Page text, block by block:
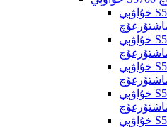
خۇاۋېي S5700-EI يۈرۈشلۈك
خۇاۋېي S5700-HI يۈرۈشلۈك
خۇاۋېي S5700-LI يۈرۈشلۈك
خۇاۋېي S5700-SI يۈرۈشلۈك
خۇاۋېي S5720-EI يۈرۈشلۈك